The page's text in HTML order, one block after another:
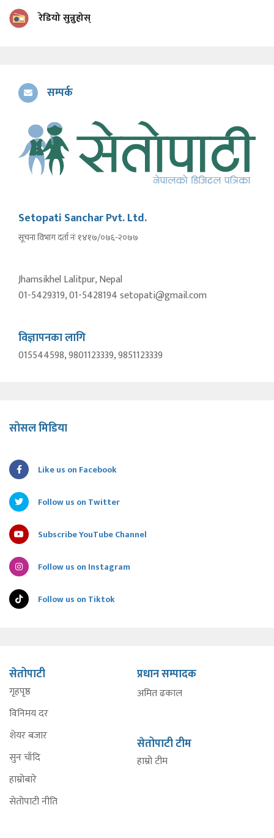
रेडियो सुन्नुहोस्
सम्पर्क
Setopati Sanchar Pvt. Ltd.
सूचना विभाग दर्ता नंः १४१७/०७६-२०७७
Jhamsikhel Lalitpur, Nepal
01-5429319, 01-5428194 setopati@gmail.com
विज्ञापनका लागि
015544598, 9801123339, 9851123339
सोसल मिडिया
Like us on Facebook
Follow us on Twitter
Subscribe YouTube Channel
Follow us on Instagram
Follow us on Tiktok
सेतोपाटी
गृहपृष्ठ
विनिमय दर
शेयर बजार
सुन चाँदि
हाम्रोबारे
सेतोपाटी नीति
प्रधान सम्पादक
अमित ढकाल
सेतोपाटी टीम
हाम्रो टीम